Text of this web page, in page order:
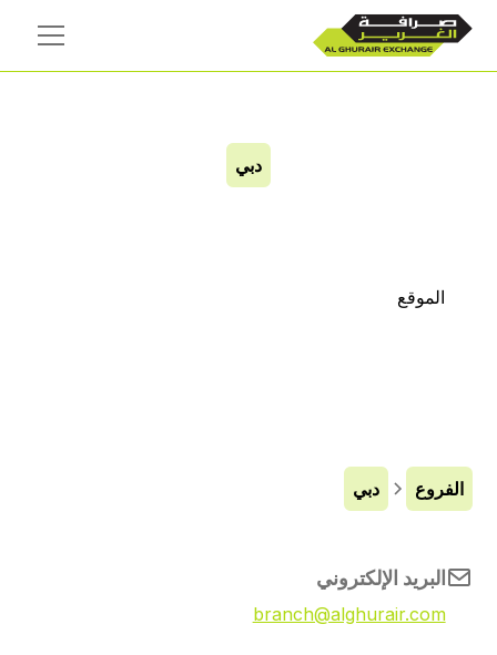
دبي
الموقع
الفروع دبي
البريد الإلكتروني
branch@alghurair.com